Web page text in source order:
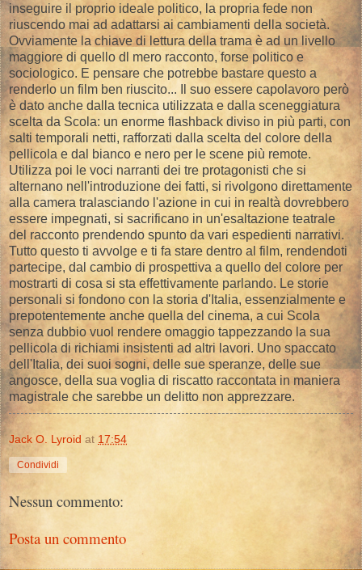
inseguire il proprio ideale politico, la propria fede non
riuscendo mai ad adattarsi ai cambiamenti della società.
Ovviamente la chiave di lettura della trama è ad un livello
maggiore di quello dl mero racconto, forse politico e
sociologico. E pensare che potrebbe bastare questo a
renderlo un film ben riuscito... Il suo essere capolavoro però
è dato anche dalla tecnica utilizzata e dalla sceneggiatura
scelta da Scola: un enorme flashback diviso in più parti, con
salti temporali netti, rafforzati dalla scelta del colore della
pellicola e dal bianco e nero per le scene più remote.
Utilizza poi le voci narranti dei tre protagonisti che si
alternano nell'introduzione dei fatti, si rivolgono direttamente
alla camera tralasciando l'azione in cui in realtà dovrebbero
essere impegnati, si sacrificano in un'esaltazione teatrale
del racconto prendendo spunto da vari espedienti narrativi.
Tutto questo ti avvolge e ti fa stare dentro al film, rendendoti
partecipe, dal cambio di prospettiva a quello del colore per
mostrarti di cosa si sta effettivamente parlando. Le storie
personali si fondono con la storia d'Italia, essenzialmente e
prepotentemente anche quella del cinema, a cui Scola
senza dubbio vuol rendere omaggio tappezzando la sua
pellicola di richiami insistenti ad altri lavori. Uno spaccato
dell'Italia, dei suoi sogni, delle sue speranze, delle sue
angosce, della sua voglia di riscatto raccontata in maniera
magistrale che sarebbe un delitto non apprezzare.
Jack O. Lyroid at 17:54
Condividi
Nessun commento:
Posta un commento